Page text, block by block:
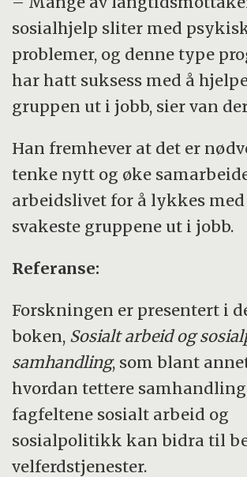
sosialhjelp sliter med
problemer, og denne type
har hatt suksess med å
gruppen ut i jobb, sier van
Han fremhever at det er
tenke nytt og øke
arbeidslivet for å lykkes med
svakeste gruppene ut i jobb.
Referanse:
Forskningen er presentert i
boken, Sosialt arbeid og
samhandling, som blant
hvordan tettere
fagfeltene sosialt arbeid og
sosialpolitikk kan bidra til
velferdstjenester.